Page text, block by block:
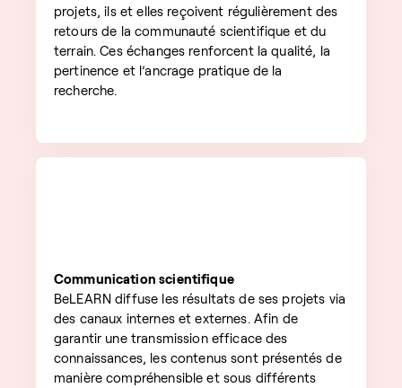
projets, ils et elles reçoivent régulièrement des
retours de la communauté scientifique et du
terrain. Ces échanges renforcent la qualité, la
pertinence et l’ancrage pratique de la
recherche.
Communication scientifique
BeLEARN diffuse les résultats de ses projets via
des canaux internes et externes. Afin de
garantir une transmission efficace des
connaissances, les contenus sont présentés de
manière compréhensible et sous différents